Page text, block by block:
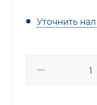
Уточнить